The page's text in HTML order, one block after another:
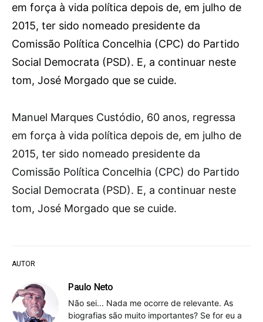
AUTOR
Paulo Neto
Não sei... Nada me ocorre de relevante. As
biografias são muito importantes? Se for eu a
em força à vida política depois de, em julho de
2015, ter sido nomeado presidente da
Comissão Política Concelhia (CPC) do Partido
Social Democrata (PSD). E, a continuar neste
tom, José Morgado que se cuide.
Manuel Marques Custódio, 60 anos, regressa
em força à vida política depois de, em julho de
2015, ter sido nomeado presidente da
Comissão Política Concelhia (CPC) do Partido
Social Democrata (PSD). E, a continuar neste
tom, José Morgado que se cuide.